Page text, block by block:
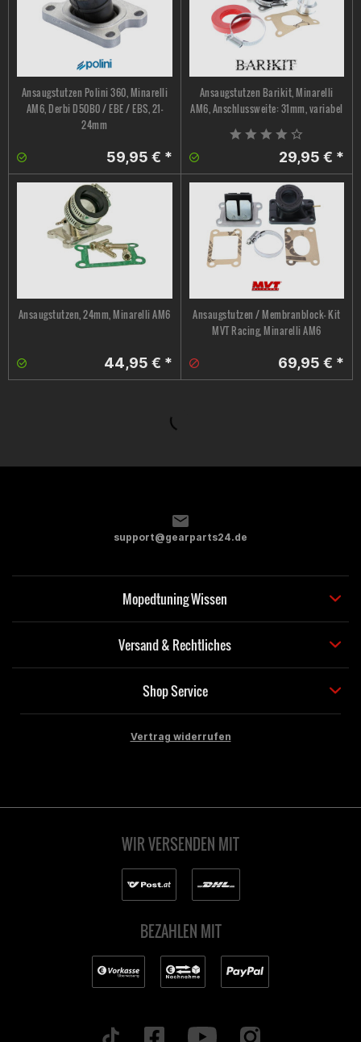
Ansaugstutzen Polini 360, Minarelli
AM6, Derbi D50B0 / EBE / EBS, 21-
24mm
59,95 € *
Ansaugstutzen Barikit, Minarelli
AM6, Anschlussweite: 31mm, variabel
29,95 € *
Ansaugstutzen, 24mm, Minarelli AM6
44,95 € *
Ansaugstutzen / Membranblock- Kit
MVT Racing, Minarelli AM6
69,95 € *
support@gearparts24.de
Mopedtuning Wissen
Versand & Rechtliches
Shop Service
Vertrag widerrufen
WIR VERSENDEN MIT
BEZAHLEN MIT